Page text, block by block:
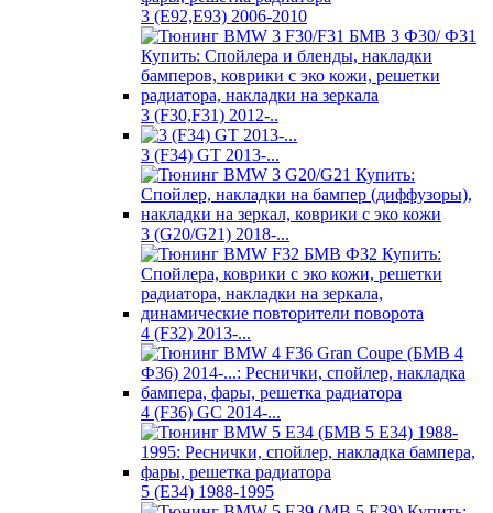
3 (E92,E93) 2006-2010
3 (F30,F31) 2012-..
3 (F34) GT 2013-...
3 (G20/G21) 2018-...
4 (F32) 2013-...
4 (F36) GC 2014-...
5 (E34) 1988-1995